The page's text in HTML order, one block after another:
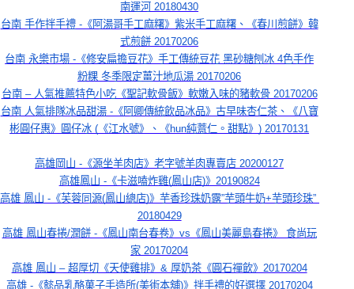
南運河 20180430
台南 手作拌手禮 -《阿湯哥手工麻糬》紫米手工麻糬、《春川煎餅》韓
式煎餅 20170206
台南 永樂市場 -《修安扁擔豆花》手工傳統豆花 黑砂糖刨冰 4色手作
粉粿 冬季限定薑汁地瓜湯 20170206
台南 – 人氣推薦特色小吃《聖記軟骨飯》軟嫩入味的豬軟骨 20170206
台南 人氣排隊冰品甜湯 -《阿卿傳統飲品冰品》古早味杏仁茶、《八寶
彬圓仔惠》圓仔冰 (《江水號》、《hun純薏仁。甜點》) 20170131
高雄岡山 -《源坐羊肉店》老字號羊肉專賣店 20200127
高雄鳳山 -《卡滋嗑炸雞(鳳山店)》20190824
高雄 鳳山 -《芙蓉同源(鳳山總店)》芋香珍珠奶露”芋頭牛奶+芋頭珍珠”
20180429
高雄 鳳山春捲/潤餅 -《鳳山南台春卷》vs《鳳山美麗島春捲》 食尚玩
家 20170204
高雄 鳳山 – 超厚切《天使雞排》& 厚奶茶《圓石禪飲》20170204
高雄 -《懿品乳酪菓子手造所(美術本舖)》拌手禮的好選擇 20170204